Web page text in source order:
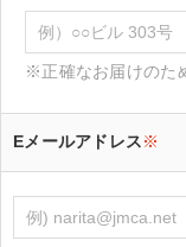
※正確なお届けのた
Eメールアドレス※